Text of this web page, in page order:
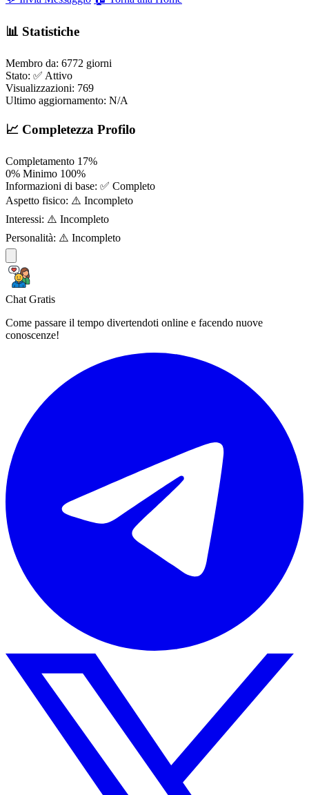
📊 Statistiche
Membro da: 6772 giorni
Stato: ✅ Attivo
Visualizzazioni: 769
Ultimo aggiornamento: N/A
📈 Completezza Profilo
Completamento 17%
0% Minimo 100%
Informazioni di base: ✅ Completo
Aspetto fisico: ⚠️ Incompleto
Interessi: ⚠️ Incompleto
Personalità: ⚠️ Incompleto
Chat Gratis
Come passare il tempo divertendoti online e facendo nuove
conoscenze!